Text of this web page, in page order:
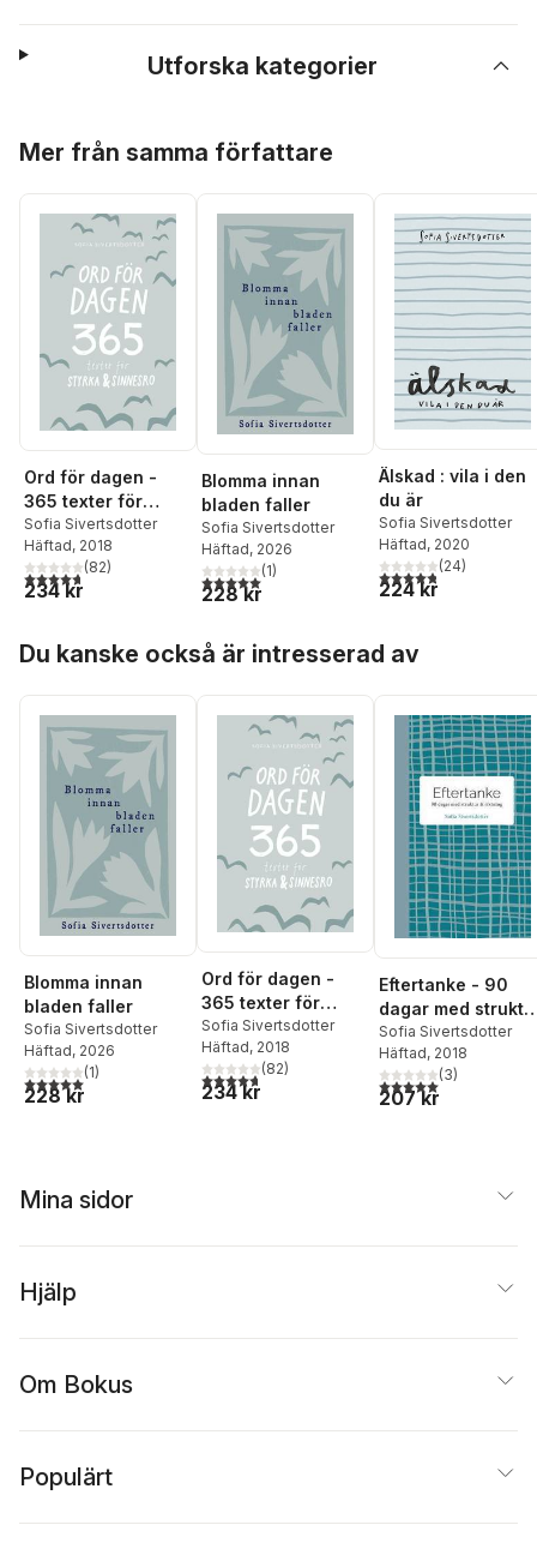
Utforska kategorier
Mer från samma författare
Ord för dagen -
365 texter för
styrka & sinnesro
Sofia Sivertsdotter
Häftad, 2018
4,7utav 5 stjärnor. Totalt antal röster:
(82)
234 kr
Blomma innan
bladen faller
Sofia Sivertsdotter
Häftad, 2026
5,0utav 5 stjärnor. Totalt antal röster:
(1)
228 kr
Älskad : vila i den
du är
Sofia Sivertsdotter
Häftad, 2020
4,8utav 5 stjärnor.
(24)
224 kr
Du kanske också är intresserad av
Blomma innan
bladen faller
Sofia Sivertsdotter
Häftad, 2026
5,0utav 5 stjärnor. Totalt antal röster:
(1)
228 kr
Ord för dagen -
365 texter för
styrka & sinnesro
Sofia Sivertsdotter
Häftad, 2018
4,7utav 5 stjärnor. Totalt antal röster:
(82)
234 kr
Eftertanke - 90
dagar med
& riktning
Sofia Sivertsdotter
Häftad, 2018
5,0utav 5 stjärnor.
(3)
207 kr
Mina sidor
Hjälp
Om Bokus
Populärt